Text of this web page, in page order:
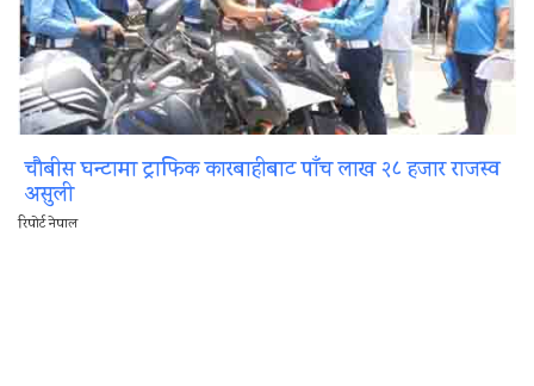
चौबीस घन्टामा ट्राफिक कारबाहीबाट पाँच लाख २८ हजार राजस्व
असुली
रिपोर्ट नेपाल